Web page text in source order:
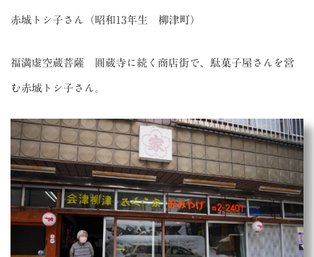
赤城トシ子さん（昭和13年生 柳津町）
福満虚空蔵菩薩 圓蔵寺に続く商店街で、駄菓子屋さんを営
む赤城トシ子さん。